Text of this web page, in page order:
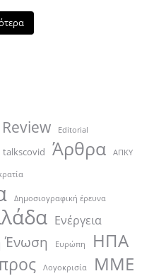
Editorial
talkscovid Άρθρα ΑΠΚΥ
Δημοσιογραφική έρευνα
Ενέργεια
Ένωση Ευρώπη ΗΠΑ
Λογοκρισία ΜΜΕ